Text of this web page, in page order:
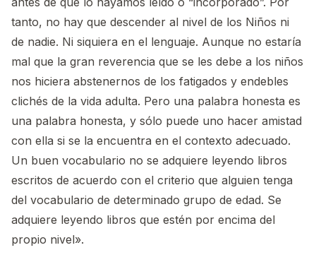
tanto, no hay que descender al nivel de los Niños ni
de nadie. Ni siquiera en el lenguaje. Aunque no estaría
mal que la gran reverencia que se les debe a los niños
nos hiciera abstenernos de los fatigados y endebles
clichés de la vida adulta. Pero una palabra honesta es
una palabra honesta, y sólo puede uno hacer amistad
con ella si se la encuentra en el contexto adecuado.
Un buen vocabulario no se adquiere leyendo libros
escritos de acuerdo con el criterio que alguien tenga
del vocabulario de determinado grupo de edad. Se
adquiere leyendo libros que estén por encima del
propio nivel».